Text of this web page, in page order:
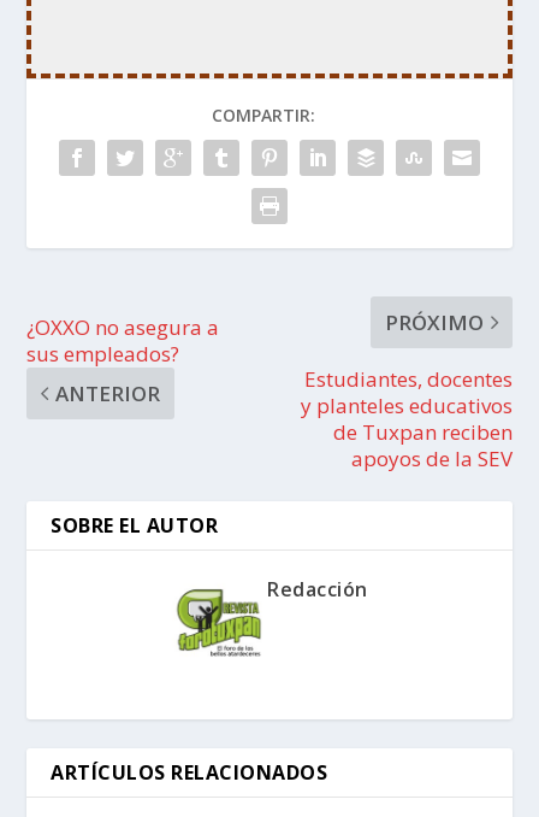
COMPARTIR:
¿OXXO no asegura a
sus empleados?
ANTERIOR
PRÓXIMO
Estudiantes, docentes
y planteles educativos
de Tuxpan reciben
apoyos de la SEV
SOBRE EL AUTOR
Redacción
ARTÍCULOS RELACIONADOS